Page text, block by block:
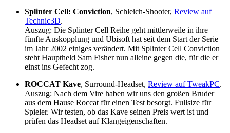
Splinter Cell: Conviction, Schleich-Shooter, Review auf
Technic3D.
Auszug: Die Splinter Cell Reihe geht mittlerweile in ihre
fünfte Auskopplung und Ubisoft hat seit dem Start der Serie
im Jahr 2002 einiges verändert. Mit Splinter Cell Conviction
steht Hauptheld Sam Fisher nun alleine gegen die, für die er
einst ins Gefecht zog.
ROCCAT Kave, Surround-Headset, Review auf TweakPC.
Auszug: Nach dem Vire haben wir uns den großen Bruder
aus dem Hause Roccat für einen Test besorgt. Fullsize für
Spieler. Wir testen, ob das Kave seinen Preis wert ist und
prüfen das Headset auf Klangeigenschaften.